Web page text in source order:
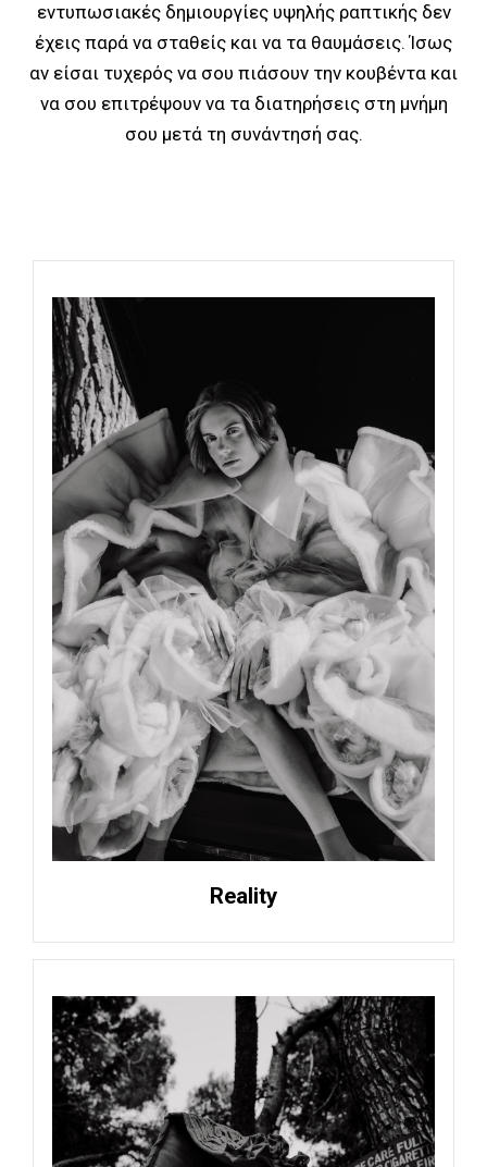
εντυπωσιακές δημιουργίες υψηλής ραπτικής δεν
έχεις παρά να σταθείς και να τα θαυμάσεις. Ίσως
αν είσαι τυχερός να σου πιάσουν την κουβέντα και
να σου επιτρέψουν να τα διατηρήσεις στη μνήμη
σου μετά τη συνάντησή σας.
Reality